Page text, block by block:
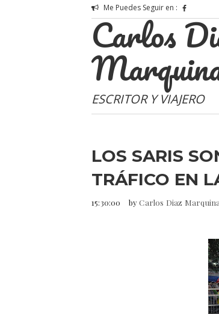
Me Puedes Seguir en :
Carlos
ESCRITOR Y VIAJERO
LOS SARIS
TRÁFICO EN
15:30:00 byCarlos Diaz Marquina